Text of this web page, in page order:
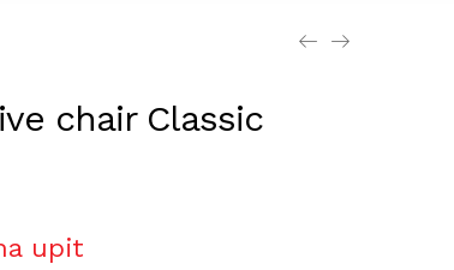
chair Classic
upit